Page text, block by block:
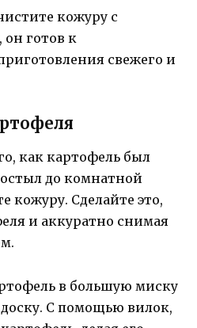
кожуру с
он готов к
свежего и
как картофель был
до комнатной
кожуру. Сделайте это,
и аккуратно снимая
в большую миску
С помощью вилок,